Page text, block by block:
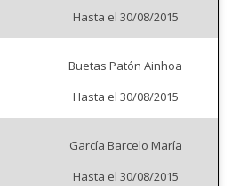
Hasta el 30/08/2015
Buetas Patón Ainhoa
Hasta el 30/08/2015
García Barcelo María
Hasta el 30/08/2015